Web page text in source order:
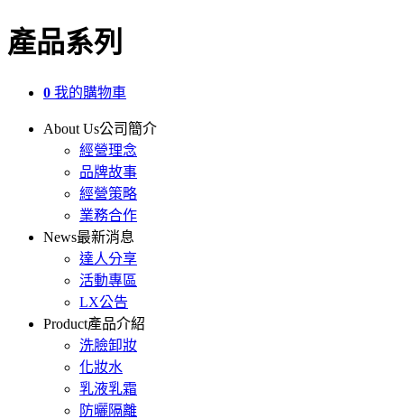
產品系列
0 我的購物車
About Us公司簡介
經營理念
品牌故事
經營策略
業務合作
News最新消息
達人分享
活動專區
LX公告
Product產品介紹
洗臉卸妝
化妝水
乳液乳霜
防曬隔離